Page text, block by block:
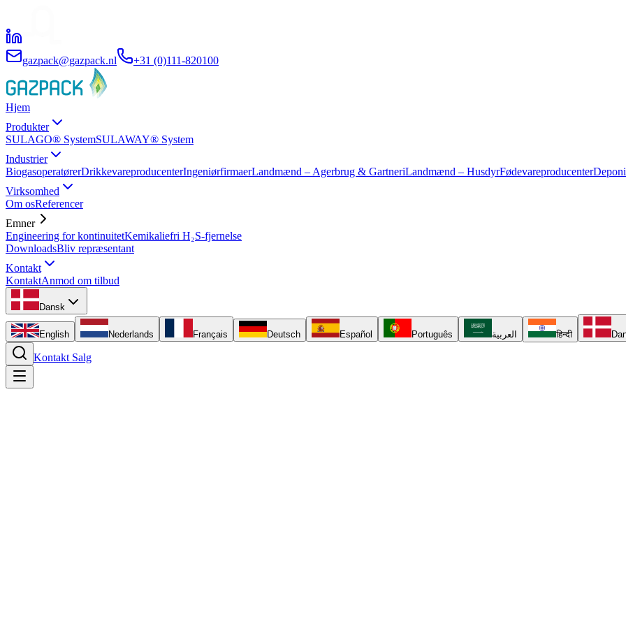
gazpack@gazpack.nl +31 (0)111-820100
Hjem
Produkter
SULAGO® SystemSULAWAY® System
Industrier
BiogasoperatørerDrikkevareproducenterIngeniørfirmaerLandmænd – Agerbrug & GartneriLandmænd – HusdyrFødevareproducenterDeponi
Virksomhed
Om osReferencer
Emner
Engineering for kontinuitetKemikaliefri H₂S-fjernelse
DownloadsBliv repræsentant
Kontakt
KontaktAnmod om tilbud
Dansk
English Nederlands Français Deutsch Español Português العربية हिन्दी
Kontakt Salg